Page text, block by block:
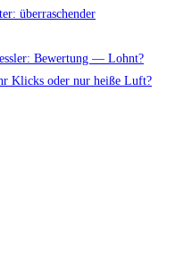
überraschender
Bewertung — Lohnt?
Klicks oder nur heiße Luft?